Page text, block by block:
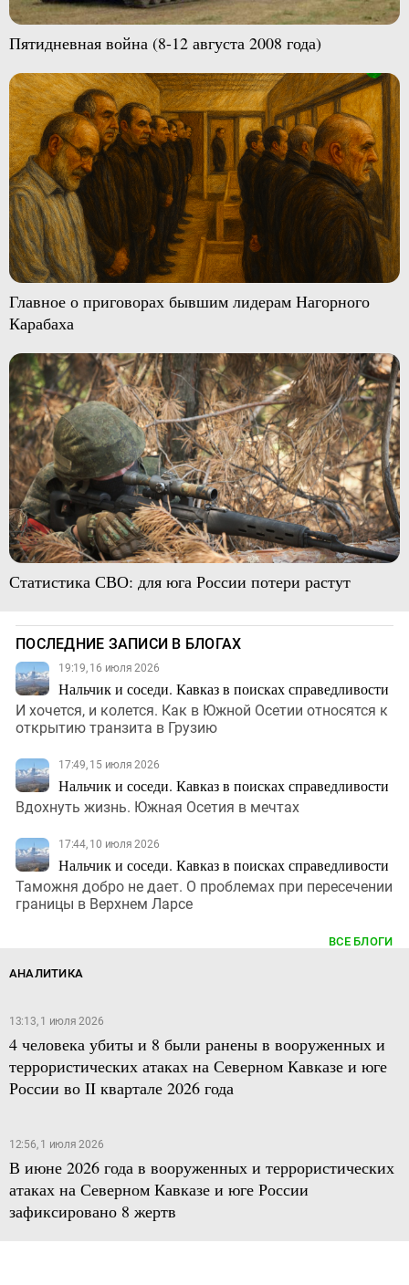
Пятидневная война (8-12 августа 2008 года)
Главное о приговорах бывшим лидерам Нагорного
Карабаха
Статистика СВО: для юга России потери растут
ПОСЛЕДНИЕ ЗАПИСИ В БЛОГАХ
19:19, 16 июля 2026
Нальчик и соседи. Кавказ в поисках справедливости
И хочется, и колется. Как в Южной Осетии относятся к
открытию транзита в Грузию
17:49, 15 июля 2026
Нальчик и соседи. Кавказ в поисках справедливости
Вдохнуть жизнь. Южная Осетия в мечтах
17:44, 10 июля 2026
Нальчик и соседи. Кавказ в поисках справедливости
Таможня добро не дает. О проблемах при пересечении
границы в Верхнем Ларсе
ВСЕ БЛОГИ
АНАЛИТИКА
13:13, 1 июля 2026
4 человека убиты и 8 были ранены в вооруженных и
террористических атаках на Северном Кавказе и юге
России во II квартале 2026 года
12:56, 1 июля 2026
В июне 2026 года в вооруженных и террористических
атаках на Северном Кавказе и юге России
зафиксировано 8 жертв